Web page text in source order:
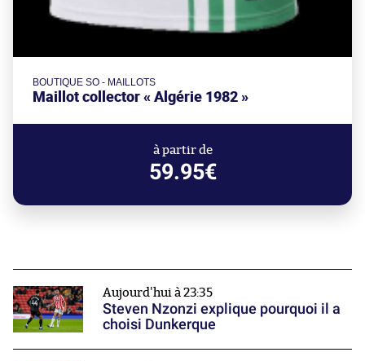
BOUTIQUE SO - MAILLOTS
Maillot collector « Algérie 1982 »
à partir de
59.95€
Aujourd'hui à 23:35
Steven Nzonzi explique pourquoi il a
choisi Dunkerque